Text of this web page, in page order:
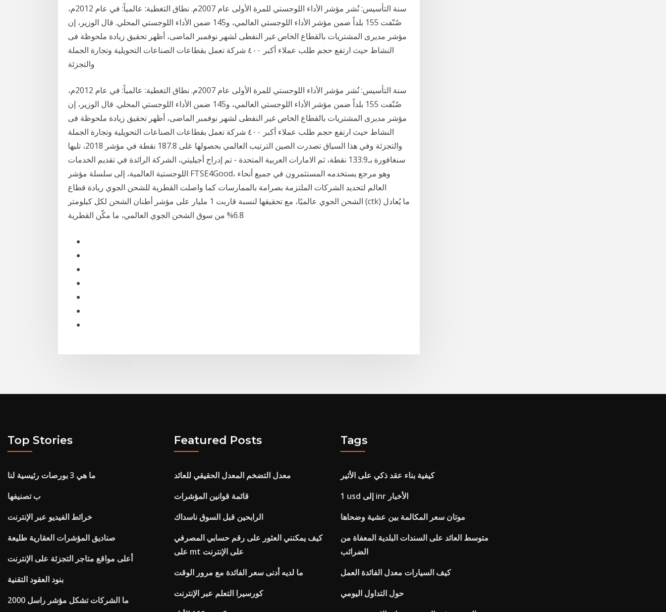
سنة التأسيس: نُشر مؤشر الأداء اللوجستي للمرة الأولى عام 2007م. نطاق التغطية: عالمياً: في عام 2012م،
صُنّفت 155 بلداً ضمن مؤشر الأداء اللوجستي العالمي، و145 ضمن الأداء اللوجستي المحلي. قال الوزير، إن
مؤشر مديرى المشتريات بالقطاع الخاص غير النفطى لشهر نوفمبر الماضى، أظهر تحقيق زيادة ملحوظة فى
النشاط حيث ارتفع حجم طلب عملاء أكبر ٤٠٠ شركة تعمل بقطاعات الصناعات التحويلية وتجارة الجملة
والتجزئة
سنة التأسيس: نُشر مؤشر الأداء اللوجستي للمرة الأولى عام 2007م. نطاق التغطية: عالمياً: في عام 2012م،
صُنّفت 155 بلداً ضمن مؤشر الأداء اللوجستي العالمي، و145 ضمن الأداء اللوجستي المحلي. قال الوزير، إن
مؤشر مديرى المشتريات بالقطاع الخاص غير النفطى لشهر نوفمبر الماضى، أظهر تحقيق زيادة ملحوظة فى
النشاط حيث ارتفع حجم طلب عملاء أكبر ٤٠٠ شركة تعمل بقطاعات الصناعات التحويلية وتجارة الجملة
والتجزئة وفي هذا السياق تصدرت الصين الترتيب العالمي بحصولها على 187.8 نقطة في مؤشر 2018، تليها
سنغافورة بـ133.9 نقطة، ثم الامارات العربية المتحدة - تم إدراج أجيليتي، الشركة الرائدة في تقديم الخدمات
اللوجستية العالمية، إلى سلسلة مؤشر FTSE4Good، وهو مرجع يستخدمه المستثمرون في جميع أنحاء
العالم لتحديد الشركات الملتزمة بصرامة بالممارسات كما واصلت القطرية للشحن الجوي ريادة قطاع
الشحن الجوي عالميًا، مع تحقيقها لنسبة قاربت 1 مليار على مؤشر أطنان الشحن لكل كيلومتر (ctk) ما يُعادل
6.8% من سوق الشحن الجوي العالمي، ما مكّن القطرية
Top Stories
ما هي 3 بورصات رئيسية لنا
ب تصنيفها
خرائط الفيديو عبر الإنترنت
صناديق المؤشرات العقارية طليعة
أعلى مواقع متاجر التجزئة على الإنترنت
بنود العقود التقنية
ما الشركات تشكل مؤشر راسل 2000
Featured Posts
معدل التضخم المعدل الحقيقي للعائد
قائمة قوانين المؤشرات
الرابحين قبل السوق ناسداك
كيف يمكنني العثور على رقم حسابي المصرفي
على mt على الإنترنت
ما لديه أدنى سعر الفائدة مع مرور الوقت
كورسيرا التعلم عبر الإنترنت
Tags
كيفية بناء عقد ذكي على الأثير
1 usd إلى inr الأخبار
موتان سعر المكالمة بين عشية وضحاها
متوسط ​​العائد على السندات البلدية المعفاة من
الضرائب
كيف السيارات معدل الفائدة العمل
حول التداول اليومي